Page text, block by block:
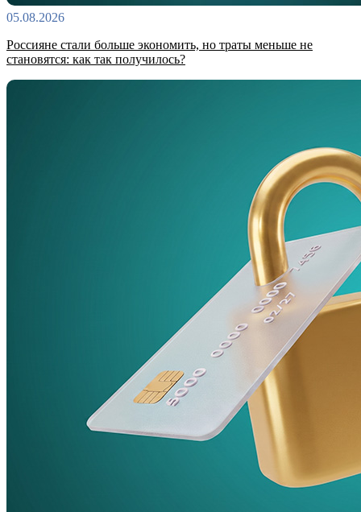
05.08.2026
Россияне стали больше экономить, но траты меньше не
становятся: как так получилось?